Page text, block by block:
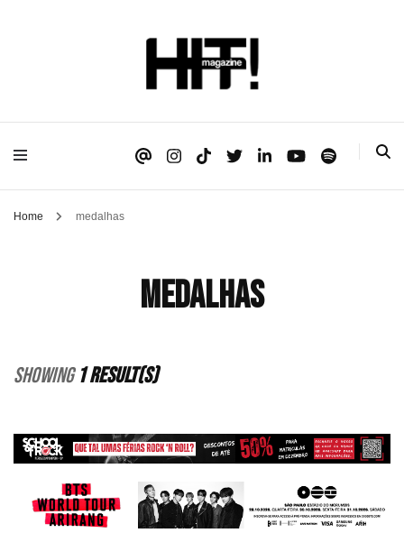
HIT!Magazine
Home medalhas
medalhas
Showing1 Result(s)